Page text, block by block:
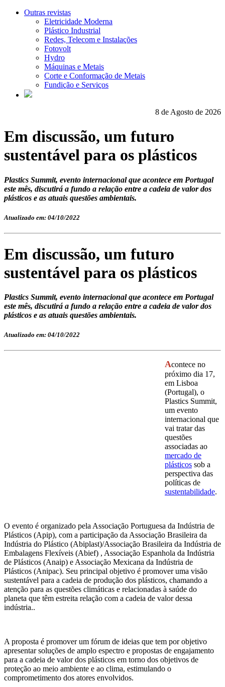
Outras revistas
Eletricidade Moderna
Plástico Industrial
Redes, Telecom e Instalações
Fotovolt
Hydro
Máquinas e Metais
Corte e Conformação de Metais
Fundição e Serviços
8 de Agosto de 2026
Em discussão, um futuro
sustentável para os plásticos
Plastics Summit, evento internacional que acontece em Portugal
este mês, discutirá a fundo a relação entre a cadeia de valor dos
plásticos e as atuais questões ambientais.
Atualizado em: 04/10/2022
Em discussão, um futuro
sustentável para os plásticos
Plastics Summit, evento internacional que acontece em Portugal
este mês, discutirá a fundo a relação entre a cadeia de valor dos
plásticos e as atuais questões ambientais.
Atualizado em: 04/10/2022
Acontece no
próximo dia 17,
em Lisboa
(Portugal), o
Plastics Summit,
um evento
internacional que
vai tratar das
questões
associadas ao
mercado de
plásticos sob a
perspectiva das
políticas de
sustentabilidade.
O evento é organizado pela Associação Portuguesa da Indústria de
Plásticos (Apip), com a participação da Associação Brasileira da
Indústria do Plástico (Abiplast)/Associação Brasileira da Indústria de
Embalagens Flexíveis (Abief) , Associação Espanhola da Indústria
de Plásticos (Anaip) e Associação Mexicana da Indústria de
Plásticos (Anipac). Seu principal objetivo é promover uma visão
sustentável para a cadeia de produção dos plásticos, chamando a
atenção para as questões climáticas e relacionadas à saúde do
planeta que têm estreita relação com a cadeia de valor dessa
indústria..
A proposta é promover um fórum de ideias que tem por objetivo
apresentar soluções de amplo espectro e propostas de engajamento
para a cadeia de valor dos plásticos em torno dos objetivos de
proteção ao meio ambiente e ao clima, estimulando o
comprometimento dos atores envolvidos.